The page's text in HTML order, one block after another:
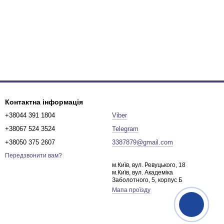
Контактна інформація
+38044 391 1804
+38067 524 3524
+38050 375 2607
Передзвонити вам?
Viber
Telegram
3387879@gmail.com
м.Київ, вул. Ревуцького, 18
м.Київ, вул. Академіка
Заболотного, 5, корпус Б
Мапа проїзду